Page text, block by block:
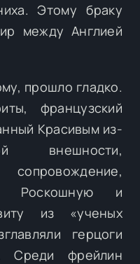
Этому браку
между Англией
прошло гладко.
французский
Красивым из-
внешности,
сопровождение,
Роскошную и
из «ученых
герцоги
Среди фрейлин